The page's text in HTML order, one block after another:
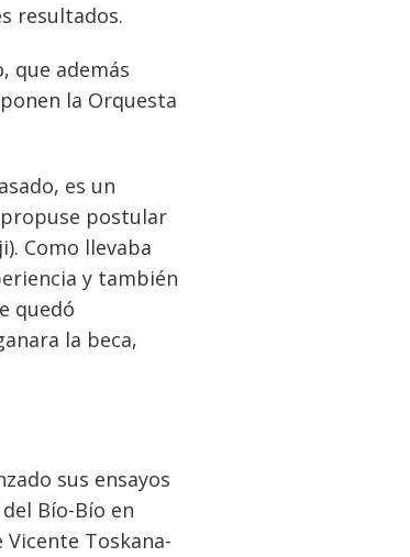
resultados.
que además
la Orquesta
es un
postular
Como llevaba
y también
quedó
la beca,
sus ensayos
Bío-Bío en
Toskana-